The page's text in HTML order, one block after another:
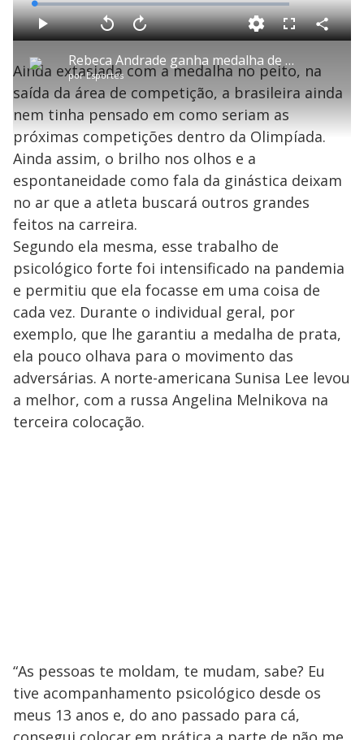
P
l
a
y
V
i
d
e
Rebeca Andrade ganha medalha de prata nas Olimpíadas de Tóquio
porEsportes
P V
t
a
r
0
e
g
n
d
s
A
a
n
ç
a
1
s
e
u
n
d
o
s
M
L
o
a
d
e
:
0
.
4
5
%
F
l
s
c
e
C
o
i
l
Ainda extasiada com a medalha no peito, na
saída da área de competição, a brasileira ainda
nem tinha pensado em como seriam as
próximas competições dentro da Olimpíada.
Ainda assim, o brilho nos olhos e a
espontaneidade como fala da ginástica deixam
no ar que a atleta buscará outros grandes
feitos na carreira.
Segundo ela mesma, esse trabalho de
psicológico forte foi intensificado na pandemia
e permitiu que ela focasse em uma coisa de
cada vez. Durante o individual geral, por
exemplo, que lhe garantiu a medalha de prata,
ela pouco olhava para o movimento das
adversárias. A norte-americana Sunisa Lee levou
a melhor, com a russa Angelina Melnikova na
terceira colocação.
“As pessoas te moldam, te mudam, sabe? Eu
tive acompanhamento psicológico desde os
meus 13 anos e, do ano passado para cá,